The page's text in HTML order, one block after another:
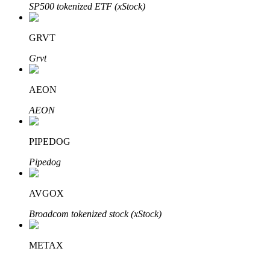
Bitrue
Bitrue-partners
SP500 tokenized ETF (xStock)
GRVT
Grvt
AEON
AEON
PIPEDOG
Pipedog
AVGOX
Broadcom tokenized stock (xStock)
METAX